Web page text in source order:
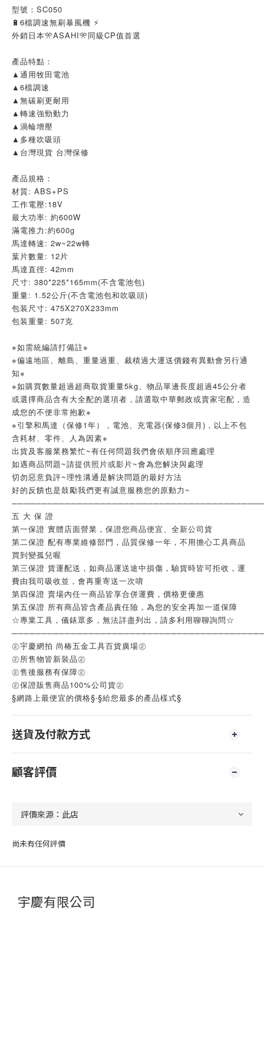
型號：SC050
🔋6檔調速無刷暴風機 ⚡
外銷日本🎌ASAHI🎌同級CP值首選
產品特點：
▲通用牧田電池
▲6檔調速
▲無碳刷更耐用
▲轉速強勁動力
▲渦輪增壓
▲多種吹吸頭
▲台灣現貨 台灣保修
產品規格：
材質: ABS+PS
工作電壓:18V
最大功率: 約600W
滿電推力:約600g
馬達轉速: 2w~22w轉
葉片數量: 12片
馬達直徑: 42mm
尺寸: 380*225*165mm(不含電池包)
重量: 1.52公斤(不含電池包和吹吸頭)
包装尺寸: 475X270X233mm
包装重量: 507克
※如需統編請打備註※
※偏遠地區、離島、重量過重、裁積過大運送價錢有異動會另行通
知※
※如購買數量超過超商取貨重量5kg、物品單邊長度超過45公分者
或選擇商品含有大全配的選項者，請選取中華郵政或賣家宅配，造
成您的不便非常抱歉※
※引擎和馬達（保修1年），電池、充電器(保修3個月)，以上不包
含耗材、零件、人為因素※
出貨及客服業務繁忙~有任何問題我們會依順序回應處理
如遇商品問題~請提供照片或影片~會為您解決與處理
切勿惡意負評~理性溝通是解決問題的最好方法
好的反饋也是鼓勵我們更有誠意服務您的原動力~
五 大 保 證
第一保證 實體店面營業，保證您商品便宜、全新公司貨
第二保證 配有專業維修部門，品質保修一年，不用擔心工具商品
買到變孤兒喔
第三保證 貨運配送，如商品運送途中損傷，驗貨時皆可拒收，運
費由我司吸收並，會再重寄送一次唷
第四保證 賣場內任一商品皆享合併運費，價格更優惠
第五保證 所有商品皆含產品責任險，為您的安全再加一道保障
☆專業工具，儀錶眾多，無法詳盡列出，請多利用聊聊詢問☆
㊣宇慶網拍 尚椿五金工具百貨廣場㊣
㊣所售物皆新裝品㊣
㊣售後服務有保障㊣
㊣保證販售商品100%公司貨㊣
§網路上最便宜的價格§‧§給您最多的產品樣式§
送貨及付款方式
顧客評價
尚未有任何評價
宇慶有限公司